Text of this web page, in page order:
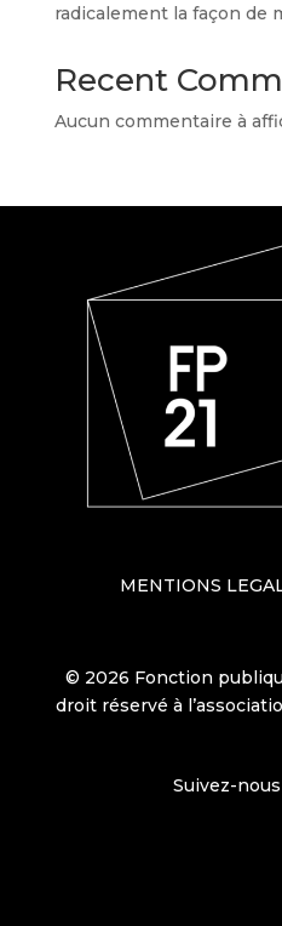
radicalement la façon de
Recent
Aucun commentaire à
MENTIONS
© 2026 Fonction
droit réservé à
Suivez-